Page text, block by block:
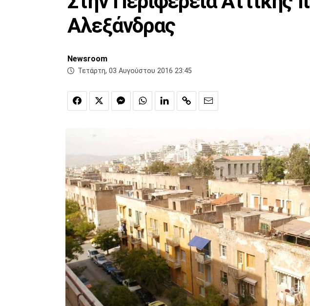
Αλεξάνδρας
Newsroom
Τετάρτη, 03 Αυγούστου 2016 23:45